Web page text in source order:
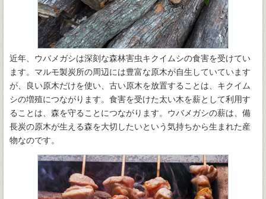
近年、ウバメガシは深刻な森林害虫キクイムシの食害を受けてい
ます。マルモ製炭所の周辺には豊富な原木が自生していています
が、良い原木だけを使い、古い原木を放置することは、キクイム
シの増殖につながります。食害を受けた太い木を薪として利用す
ることは、森を守ることにつながります。ウバメガシの薪は、備
長炭の原木が生える森を大切したいという気持ちから生まれた産
物なのです。